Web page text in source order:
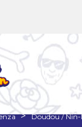
Doudou /